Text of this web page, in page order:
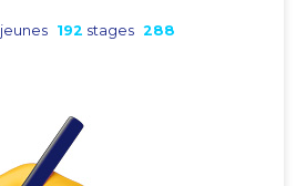
jeunes 192 stages 288